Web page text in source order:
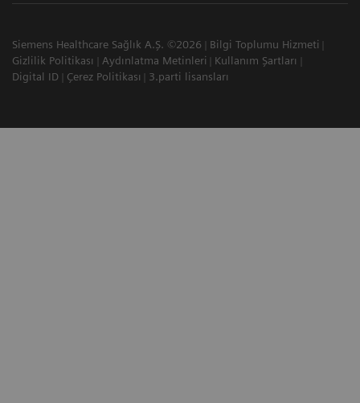
Siemens Healthcare Sağlık A.Ş. ©2026
Bilgi Toplumu Hizmeti
Gizlilik Politikası
Aydınlatma Metinleri
Kullanım Şartları
Digital ID
Çerez Politikası 3.parti lisansları